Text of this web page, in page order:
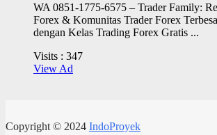
WA 0851-1775-6575 – Trader Family:
Forex & Komunitas Trader Forex
dengan Kelas Trading Forex Gratis ...
Visits : 347
View Ad
Copyright © 2024 IndoProyek